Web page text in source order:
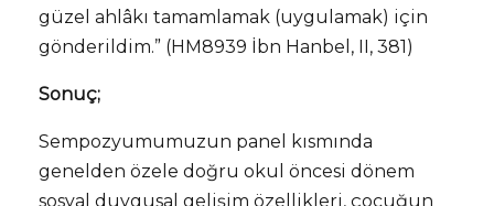
güzel ahlâkı tamamlamak (uygulamak) için
gönderildim.” (HM8939 İbn Hanbel, II, 381)
Sonuç;
Sempozyumumuzun panel kısmında
genelden özele doğru okul öncesi dönem
sosyal duygusal gelişim özellikleri, çocuğun